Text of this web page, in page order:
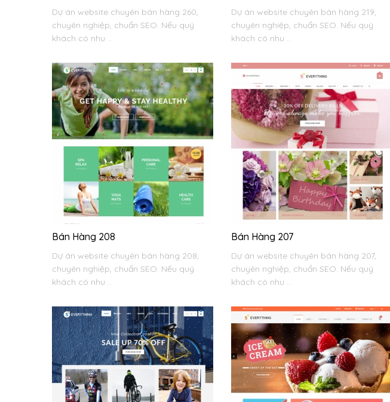
Dự án website chuyên bán hàng 260,
chuyên nghiệp, chuẩn SEO. Nếu quý
khách có nhu ...
Dự án website chuyên bán hàng 219,
chuyên nghiệp, chuẩn SEO. Nếu quý
khách có nhu ...
Bán Hàng 208
Dự án website chuyên bán hàng 208,
chuyên nghiệp, chuẩn SEO. Nếu quý
khách có nhu ...
Bán Hàng 207
Dự án website chuyên bán hàng 207,
chuyên nghiệp, chuẩn SEO. Nếu quý
khách có nhu ...